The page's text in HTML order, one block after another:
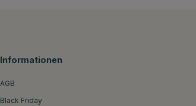
Informationen
AGB
Black Friday